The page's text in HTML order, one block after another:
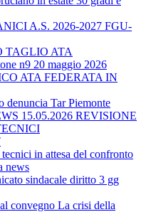
A.S. 2026-2027 FGU-
TAGLIO ATA
n9 20 maggio 2026
ATA FEDERATA IN
Tar Piemonte
15.05.2026 REVISIONE
in attesa del confronto
news
sindacale diritto 3 gg
convegno La crisi della